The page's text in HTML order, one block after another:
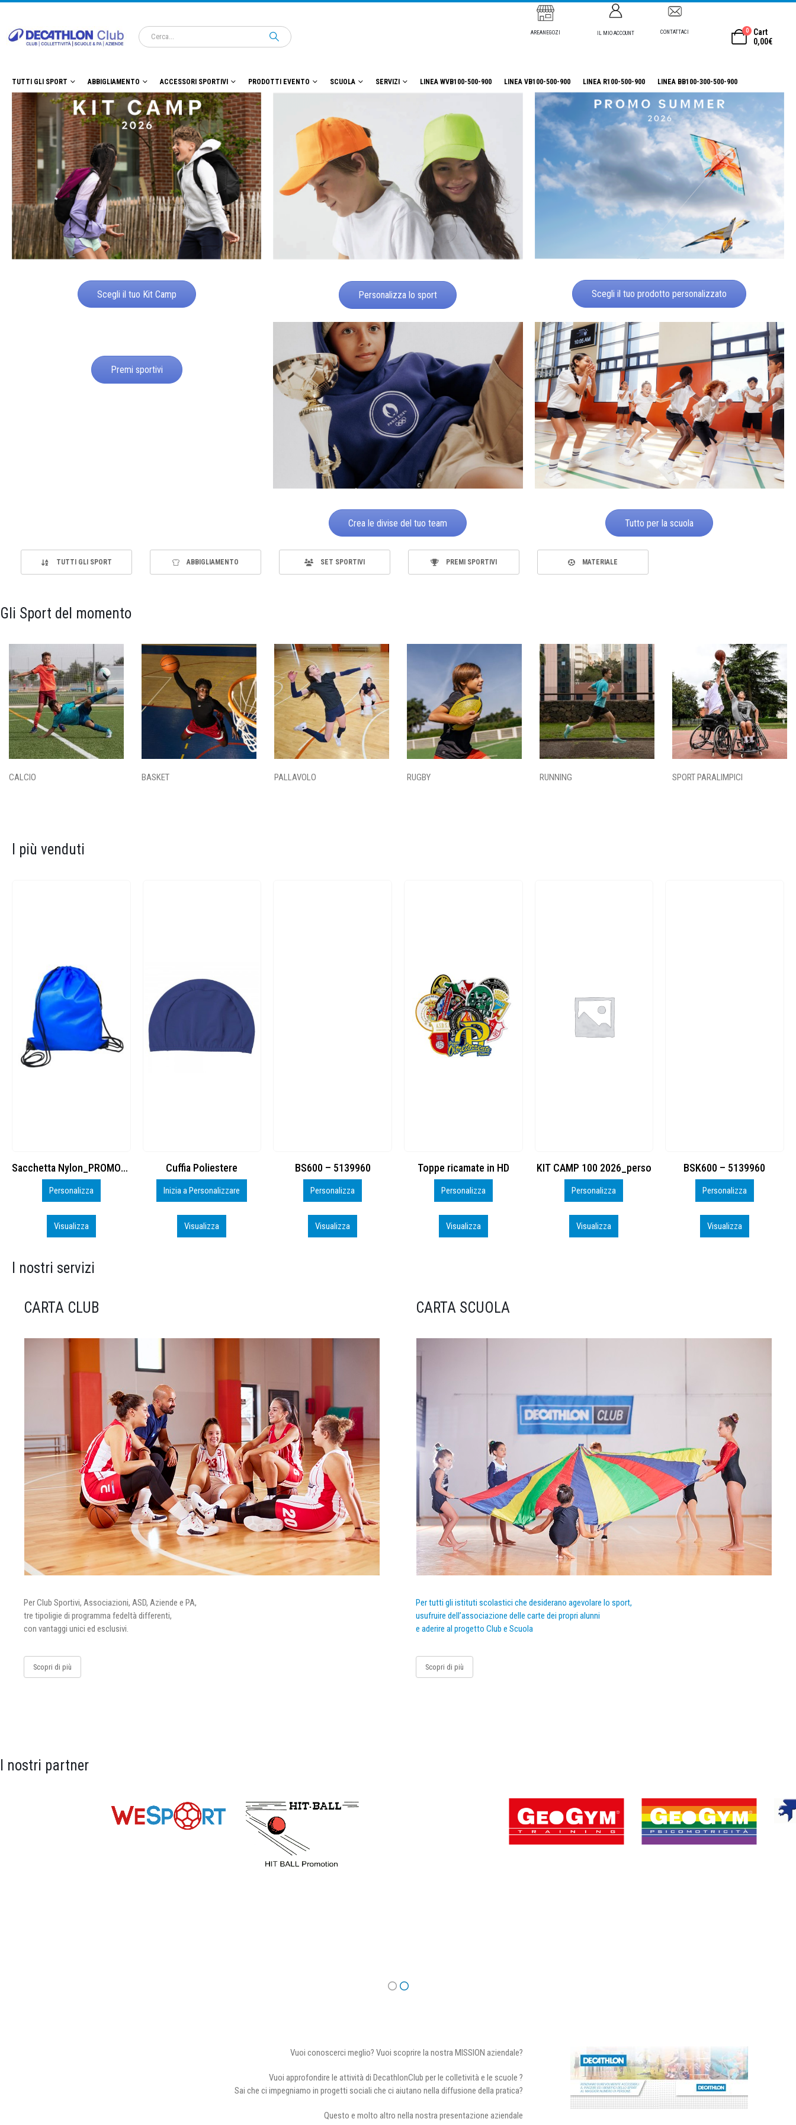
AREANEGOZI IL MIO ACCOUNT CONTATTACI 0
Cart
0,00€
TUTTI GLI SPORT ABBIGLIAMENTO ACCESSORI SPORTIVI PRODOTTI EVENTO SCUOLA SERVIZI LINEA WVB100-500-900 LINEA VB100-500-900 LINEA R100-500-900 LINEA BB100-300-500-900
Scegli il tuo Kit Camp Personalizza lo sport Scegli il tuo prodotto personalizzato
Premi sportivi
Crea le divise del tuo team Tutto per la scuola
TUTTI GLI SPORT ABBIGLIAMENTO SET SPORTIVI PREMI SPORTIVI MATERIALE
Gli Sport del momento
CALCIO BASKET PALLAVOLO RUGBY RUNNING SPORT PARALIMPICI
I più venduti
Cuffia Poliestere
Inizia a Personalizzare
Visualizza
BS600 – 5139960
Personalizza
Visualizza
Toppe ricamate in HD
Personalizza
Visualizza
KIT CAMP 100 2026_perso
Personalizza
Visualizza
BSK600 – 5139960
Personalizza
Visualizza
DTF
Personalizza
Visualizza
I nostri servizi
CARTA CLUB
Per Club Sportivi, Associazioni, ASD, Aziende e PA,
tre tipoligie di programma fedeltà differenti,
con vantaggi unici ed esclusivi.
Scopri di più
CARTA SCUOLA
Per tutti gli istituti scolastici che desiderano agevolare lo sport,
usufruire dell’associazione delle carte dei propri alunni
e aderire al progetto Club e Scuola
Scopri di più
I nostri partner
Vuoi conoscerci meglio? Vuoi scoprire la nostra MISSION aziendale?
Vuoi approfondire le attività di DecathlonClub per le colletività e le scuole ?
Sai che ci impegniamo in progetti sociali che ci aiutano nella diffusione della pratica?
Questo e molto altro nella nostra presentazione aziendale